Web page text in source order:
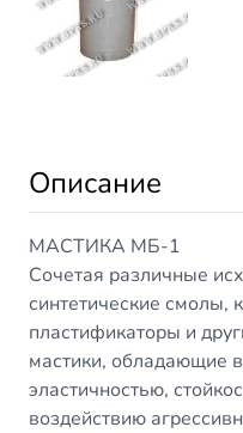
Описание
МАСТИКА МБ-1
Сочетая различные
синтетические смолы,
пластификаторы и
мастики, обладающие
эластичностью,
воздействию